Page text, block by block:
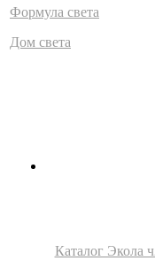
Формула света
Дом света
Каталог Экола